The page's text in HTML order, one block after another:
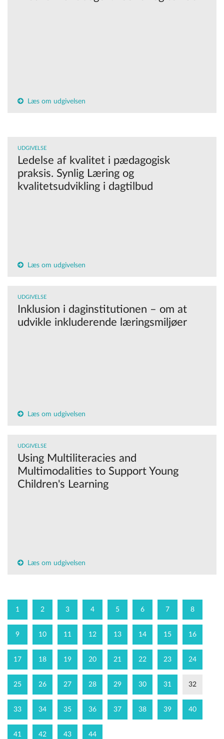
Læs om udgivelsen
UDGIVELSE
Ledelse af kvalitet i pædagogisk
praksis. Synlig Læring og
kvalitetsudvikling i dagtilbud
Læs om udgivelsen
UDGIVELSE
Inklusion i daginstitutionen – om at
udvikle inkluderende læringsmiljøer
Læs om udgivelsen
UDGIVELSE
Using Multiliteracies and
Multimodalities to Support Young
Children's Learning
Læs om udgivelsen
1 2 3 4 5 6 7 8
9 10 11 12 13 14 15 16
17 18 19 20 21 22 23 24
25 26 27 28 29 30 31 32
33 34 35 36 37 38 39 40
41 42 43 44